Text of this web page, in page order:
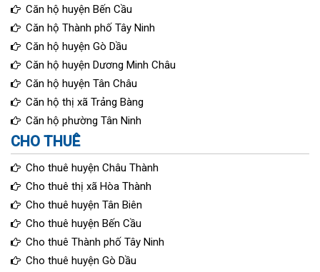
Căn hộ huyện Bến Cầu
Căn hộ Thành phố Tây Ninh
Căn hộ huyện Gò Dầu
Căn hộ huyện Dương Minh Châu
Căn hộ huyện Tân Châu
Căn hộ thị xã Trảng Bàng
Căn hộ phường Tân Ninh
CHO THUÊ
Cho thuê huyện Châu Thành
Cho thuê thị xã Hòa Thành
Cho thuê huyện Tân Biên
Cho thuê huyện Bến Cầu
Cho thuê Thành phố Tây Ninh
Cho thuê huyện Gò Dầu